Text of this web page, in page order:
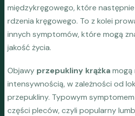
międzykręgowego, które
rdzenia kręgowego. To z kolei
innych symptomów, które mogą
jakość życia.
Objawy przepukliny krążkamogą
intensywnością, w zależności od
przepukliny. Typowym
części pleców, czyli popularny